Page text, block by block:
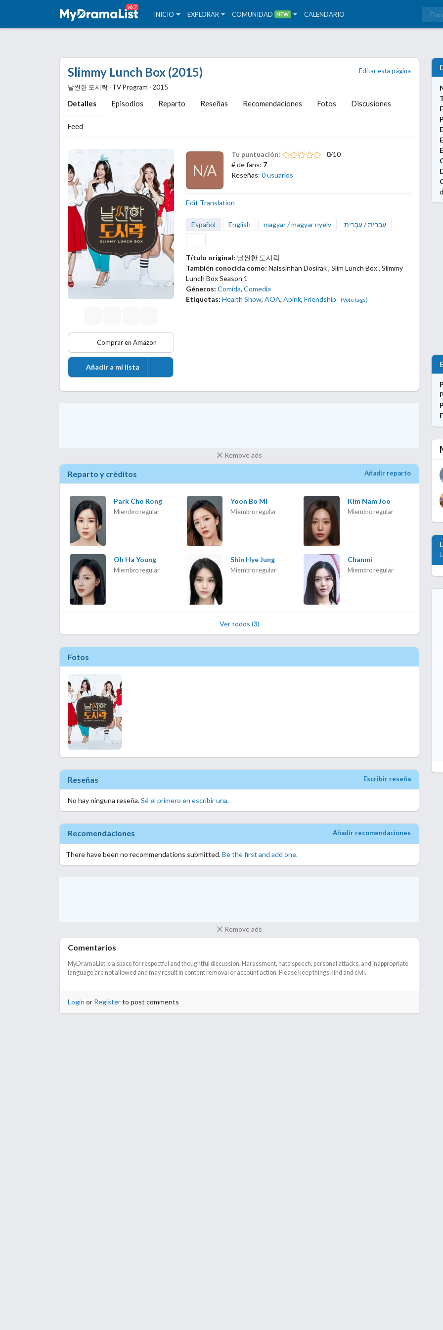
v6.7
INICIO EXPLORAR COMUNIDAD NEW CALENDARIO
Slimmy Lunch Box (2015)
날씬한 도시락 ‧ TV Program ‧ 2015
Detalles Episodios Reparto Reseñas Recomendaciones Fotos Discusiones
Feed
Editar esta página
Comprar en Amazon
Añadir a mi lista
N/A
Tu puntuación: 0/10
# de fans: 7
Reseñas:0 usuarios
Edit Translation
Español English magyar / magyar nyelv עברית / עִבְרִית
Título original: 날씬한 도시락
También conocida como: Nalssinhan Dosirak , Slim Lunch Box , Slimmy
Lunch Box Season 1
Géneros: Comida,Comedia
Etiquetas: Health Show, AOA, Apink, Friendship (Vote tags)
Remove ads
Reparto y créditos Añadir reparto
Park Cho Rong
Miembro regular
Yoon Bo Mi
Miembro regular
Kim Nam Joo
Miembro regular
Oh Ha Young
Miembro regular
Shin Hye Jung
Miembro regular
Chanmi
Miembro regular
Ver todos (3)
Fotos
Reseñas Escribir reseña
No hay ninguna reseña.Sé el primero en escribir una.
Recomendaciones Añadir recomendaciones
There have been no recommendations submitted.Be the first and add one.
Remove ads
Comentarios
MyDramaList is a space for respectful and thoughtful discussion. Harassment, hate speech, personal attacks, and inappropriate
language are not allowed and may result in content removal or account action. Please keep things kind and civil.
Login or Registerto post comments